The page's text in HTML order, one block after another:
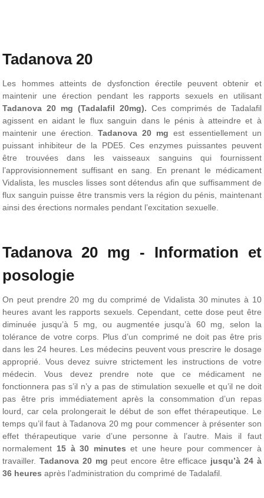
Tadanova 20
Les hommes atteints de dysfonction érectile peuvent obtenir et
maintenir une érection pendant les rapports sexuels en utilisant
Tadanova 20 mg (Tadalafil 20mg). Ces comprimés de Tadalafil
agissent en aidant le flux sanguin dans le pénis à atteindre et à
maintenir une érection.Tadanova 20 mg est essentiellement un
puissant inhibiteur de la PDE5. Ces enzymes puissantes peuvent
être trouvées dans les vaisseaux sanguins qui fournissent
l’approvisionnement suffisant en sang. En prenant le médicament
Vidalista, les muscles lisses sont détendus afin que suffisamment de
flux sanguin puisse être transmis vers la région du pénis, maintenant
ainsi des érections normales pendant l’excitation sexuelle.
Tadanova 20 mg - Information et
posologie
On peut prendre 20 mg du comprimé de Vidalista 30 minutes à 10
heures avant les rapports sexuels. Cependant, cette dose peut être
diminuée jusqu’à 5 mg, ou augmentée jusqu’à 60 mg, selon la
tolérance de votre corps. Plus d’un comprimé ne doit pas être pris
dans les 24 heures. Les médecins peuvent vous prescrire le dosage
approprié. Vous devez suivre strictement les instructions de votre
médecin. Vous devez prendre note que ce médicament ne
fonctionnera pas s’il n’y a pas de stimulation sexuelle et qu’il ne doit
pas être pris immédiatement après la consommation d’un repas
lourd, car cela prolongerait le début de son effet thérapeutique. Le
temps qu’il faut à Tadanova 20 mg pour commencer à présenter son
effet thérapeutique varie d’une personne à l’autre. Mais il faut
normalement 15 à 30 minutes et une heure pour commencer à
travailler.Tadanova 20 mg peut encore être efficace jusqu’à 24 à
36 heures après l’administration du comprimé de Tadalafil.